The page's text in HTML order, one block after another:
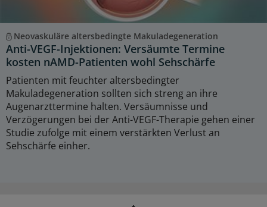
Neovaskuläre altersbedingte Makuladegeneration
Anti-VEGF-Injektionen: Versäumte Termine
kosten nAMD-Patienten wohl Sehschärfe
Patienten mit feuchter altersbedingter
Makuladegeneration sollten sich streng an ihre
Augenarzttermine halten. Versäumnisse und
Verzögerungen bei der Anti-VEGF-Therapie gehen einer
Studie zufolge mit einem verstärkten Verlust an
Sehschärfe einher.